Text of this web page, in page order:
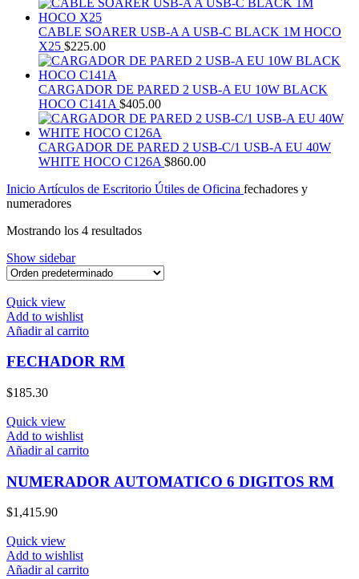
CABLE SOARER USB-A A USB-C BLACK 1M HOCO
X25 $225.00
CARGADOR DE PARED 2 USB-A EU 10W BLACK
HOCO C141A $405.00
CARGADOR DE PARED 2 USB-C/1 USB-A EU 40W
WHITE HOCO C126A $860.00
Inicio Artículos de Escritorio Útiles de Oficina fechadores y
numeradores
Mostrando los 4 resultados
Show sidebar
Quick view
Add to wishlist
Añadir al carrito
FECHADOR RM
$185.30
Quick view
Add to wishlist
Añadir al carrito
NUMERADOR AUTOMATICO 6 DIGITOS RM
$1,415.90
Quick view
Add to wishlist
Añadir al carrito